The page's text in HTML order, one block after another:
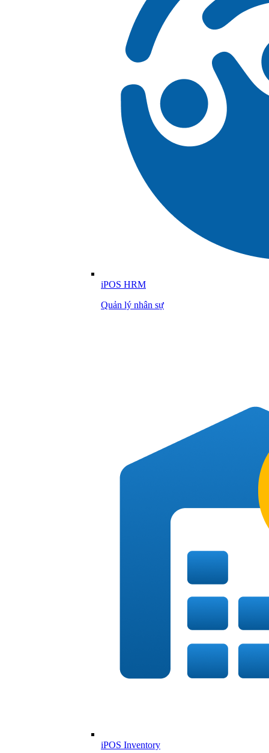
iPOS HRM
Quản lý nhân sự
iPOS Inventory